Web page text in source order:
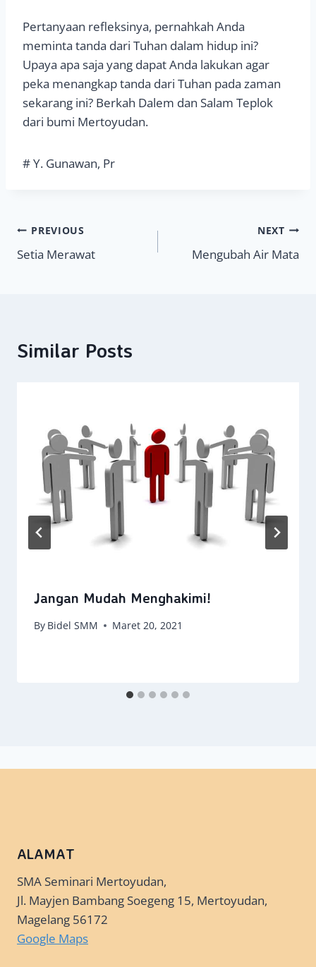
Pertanyaan refleksinya, pernahkah Anda
meminta tanda dari Tuhan dalam hidup ini?
Upaya apa saja yang dapat Anda lakukan agar
peka menangkap tanda dari Tuhan pada zaman
sekarang ini? Berkah Dalem dan Salam Teplok
dari bumi Mertoyudan.
# Y. Gunawan, Pr
Navigasi
pos
PREVIOUS
Setia Merawat
NEXT
Mengubah Air Mata
Similar Posts
Jangan Mudah Menghakimi!
By Bidel SMM Maret 20, 2021
ALAMAT
SMA Seminari Mertoyudan,
Jl. Mayjen Bambang Soegeng 15, Mertoyudan,
Magelang 56172
Google Maps